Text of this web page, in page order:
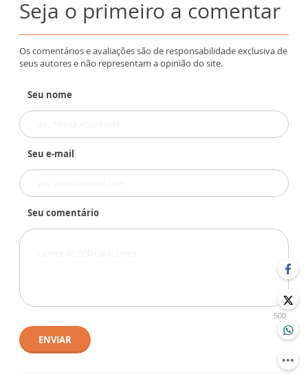
Seja o primeiro a comentar
Os comentários e avaliações são de responsabilidade exclusiva de
seus autores e não representam a opinião do site.
Seu nome
Seu e-mail
Seu comentário
500
ENVIAR